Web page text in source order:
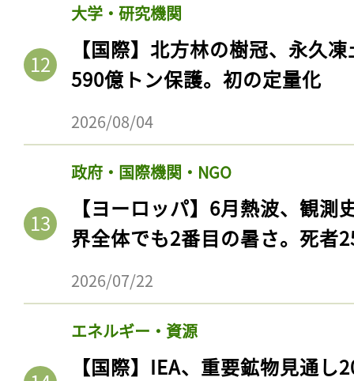
大学・研究機関
【国際】北方林の樹冠、永久
590億トン保護。初の定量化
2026/08/04
政府・国際機関・NGO
【ヨーロッパ】6月熱波、観
界全体でも2番目の暑さ。死者
2026/07/22
エネルギー・資源
【国際】IEA、重要鉱物見通